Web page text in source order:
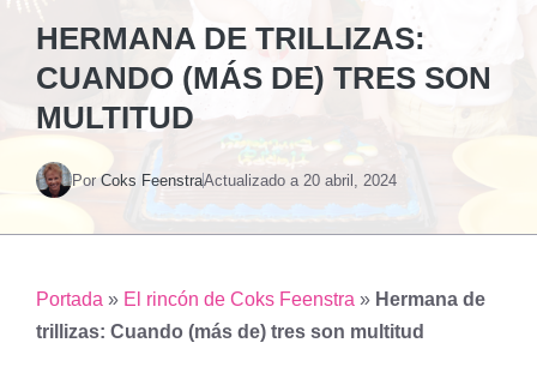
HERMANA DE TRILLIZAS:
CUANDO (MÁS DE) TRES SON
MULTITUD
Por Coks FeenstraActualizado a 20 abril, 2024
Portada » El rincón de Coks Feenstra » Hermana de
trillizas: Cuando (más de) tres son multitud